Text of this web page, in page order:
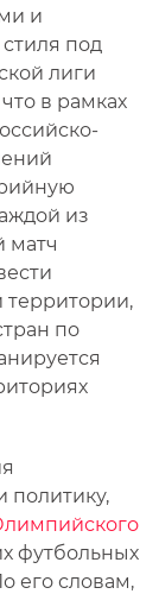
и
под
лиги
в рамках
из
матч
территории,
по
политику,
футбольных
его словам,